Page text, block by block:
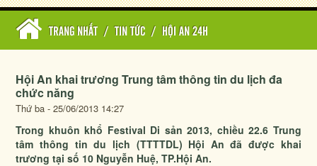
TRANG NHẤT / TIN TỨC / HỘI AN 24H
Hội An khai trương Trung tâm thông tin du lịch đa
chức năng
Thứ ba - 25/06/2013 14:27
Trong khuôn khổ Festival Di sản 2013, chiều 22.6 Trung
tâm thông tin du lịch (TTTTDL) Hội An đã được khai
trương tại số 10 Nguyễn Huệ, TP.Hội An.